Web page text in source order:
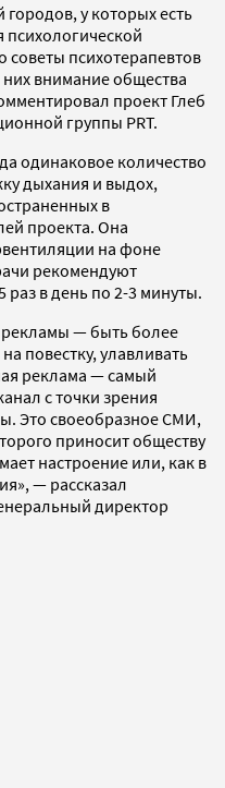
у которых есть
психологической
психотерапевтов
внимание общества
проект Глеб
группы PRT.
одинаковое количество
дыхания и выдох,
в
проекта. Она
на фоне
рекомендуют
раз в день по 2-3 минуты.
— быть более
повестку, улавливать
реклама — самый
с точки зрения
Это своеобразное СМИ,
приносит обществу
настроение или, как в
— рассказал
директор